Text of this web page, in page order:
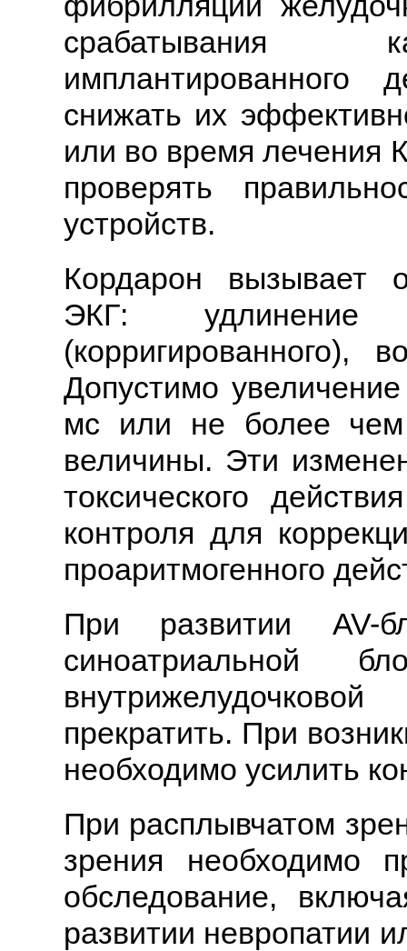
срабатывания
имплантированного
снижать их
или во время лечения
проверять
устройств.
Кордарон вызывает
ЭКГ:
(корригированного),
Допустимо
мс или не более чем
величины. Эти
токсического
контроля для
проаритмогенного
При развитии
синоатриальной
прекратить. При
необходимо усилить
При расплывчатом
зрения необходимо
обследование,
развитии невропатии